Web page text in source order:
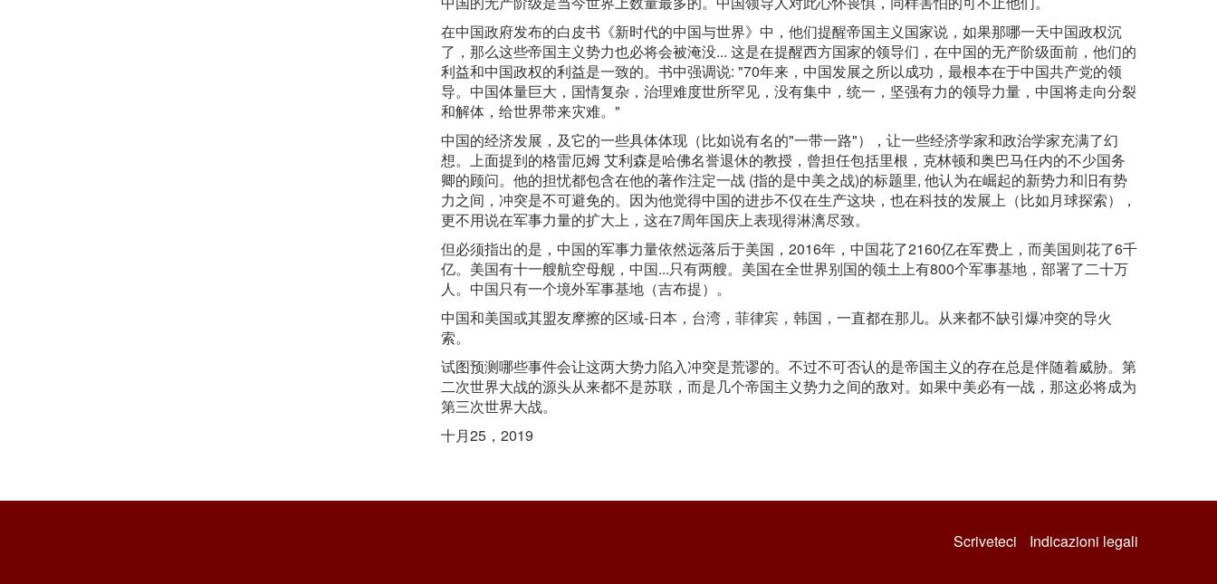
在中国政府发布的白皮书《新时代的中国与世界》中，他们提醒帝国主义国家说，如果那哪一天中国政权沉
了，那么这些帝国主义势力也必将会被淹没... 这是在提醒西方国家的领导们，在中国的无产阶级面前，他们的
利益和中国政权的利益是一致的。书中强调说: "70年来，中国发展之所以成功，最根本在于中国共产党的领
导。中国体量巨大，国情复杂，治理难度世所罕见，没有集中，统一，坚强有力的领导力量，中国将走向分裂
和解体，给世界带来灾难。"
中国的经济发展，及它的一些具体体现（比如说有名的"一带一路"），让一些经济学家和政治学家充满了幻
想。上面提到的格雷厄姆 艾利森是哈佛名誉退休的教授，曾担任包括里根，克林顿和奥巴马任内的不少国务
卿的顾问。他的担忧都包含在他的著作注定一战 (指的是中美之战)的标题里, 他认为在崛起的新势力和旧有势
力之间，冲突是不可避免的。因为他觉得中国的进步不仅在生产这块，也在科技的发展上（比如月球探索），
更不用说在军事力量的扩大上，这在7周年国庆上表现得淋漓尽致。
但必须指出的是，中国的军事力量依然远落后于美国，2016年，中国花了2160亿在军费上，而美国则花了6千
亿。美国有十一艘航空母舰，中国...只有两艘。美国在全世界别国的领土上有800个军事基地，部署了二十万
人。中国只有一个境外军事基地（吉布提）。
中国和美国或其盟友摩擦的区域-日本，台湾，菲律宾，韩国，一直都在那儿。从来都不缺引爆冲突的导火
索。
试图预测哪些事件会让这两大势力陷入冲突是荒谬的。不过不可否认的是帝国主义的存在总是伴随着威胁。第
二次世界大战的源头从来都不是苏联，而是几个帝国主义势力之间的敌对。如果中美必有一战，那这必将成为
第三次世界大战。
十月25，2019
Scriveteci Indicazioni legali